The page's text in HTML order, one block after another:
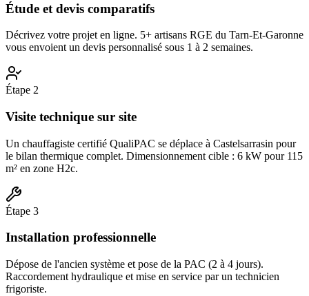
Étude et devis comparatifs
Décrivez votre projet en ligne. 5+ artisans RGE du Tarn-Et-Garonne
vous envoient un devis personnalisé sous 1 à 2 semaines.
Étape 2
Visite technique sur site
Un chauffagiste certifié QualiPAC se déplace à Castelsarrasin pour
le bilan thermique complet. Dimensionnement cible : 6 kW pour 115
m² en zone H2c.
Étape 3
Installation professionnelle
Dépose de l'ancien système et pose de la PAC (2 à 4 jours).
Raccordement hydraulique et mise en service par un technicien
frigoriste.